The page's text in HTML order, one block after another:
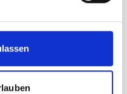
Kletterschuh